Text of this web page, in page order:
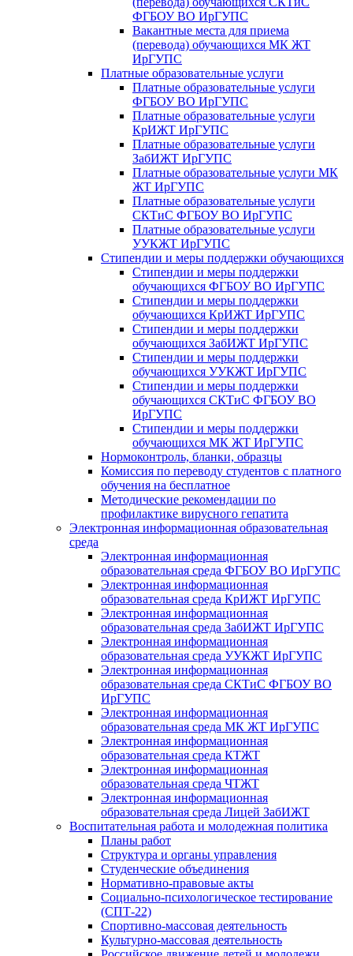
ФГБОУ ВО ИрГУПС
Вакантные места для приема
(перевода) обучающихся МК ЖТ
ИрГУПС
Платные образовательные услуги
Платные образовательные услуги
ФГБОУ ВО ИрГУПС
Платные образовательные услуги
КрИЖТ ИрГУПС
Платные образовательные услуги
ЗабИЖТ ИрГУПС
Платные образовательные услуги МК
ЖТ ИрГУПС
Платные образовательные услуги
СКТиС ФГБОУ ВО ИрГУПС
Платные образовательные услуги
УУКЖТ ИрГУПС
Стипендии и меры поддержки обучающихся
Стипендии и меры поддержки
обучающихся ФГБОУ ВО ИрГУПС
Стипендии и меры поддержки
обучающихся КрИЖТ ИрГУПС
Стипендии и меры поддержки
обучающихся ЗабИЖТ ИрГУПС
Стипендии и меры поддержки
обучающихся УУКЖТ ИрГУПС
Стипендии и меры поддержки
обучающихся СКТиС ФГБОУ ВО
ИрГУПС
Стипендии и меры поддержки
обучающихся МК ЖТ ИрГУПС
Нормоконтроль, бланки, образцы
Комиссия по переводу студентов с платного
обучения на бесплатное
Методические рекомендации по
профилактике вирусного гепатита
Электронная информационная образовательная
среда
Электронная информационная
образовательная среда ФГБОУ ВО ИрГУПС
Электронная информационная
образовательная среда КрИЖТ ИрГУПС
Электронная информационная
образовательная среда ЗабИЖТ ИрГУПС
Электронная информационная
образовательная среда УУКЖТ ИрГУПС
Электронная информационная
образовательная среда СКТиС ФГБОУ ВО
ИрГУПС
Электронная информационная
образовательная среда МК ЖТ ИрГУПС
Электронная информационная
образовательная среда КТЖТ
Электронная информационная
образовательная среда ЧТЖТ
Электронная информационная
образовательная среда Лицей ЗабИЖТ
Воспитательная работа и молодежная политика
Планы работ
Структура и органы управления
Студенческие объединения
Нормативно-правовые акты
Социально-психологическое тестирование
(СПТ-22)
Спортивно-массовая деятельность
Культурно-массовая деятельность